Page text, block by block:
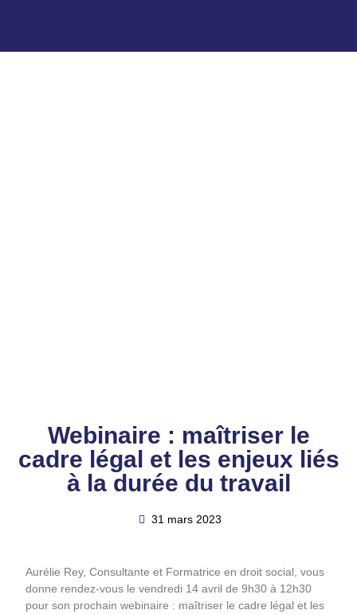
Webinaire : maîtriser le
cadre légal et les enjeux liés
à la durée du travail
31 mars 2023
Aurélie Rey, Consultante et Formatrice en droit social, vous
donne rendez-vous le vendredi 14 avril de 9h30 à 12h30
pour son prochain webinaire : maîtriser le cadre légal et les